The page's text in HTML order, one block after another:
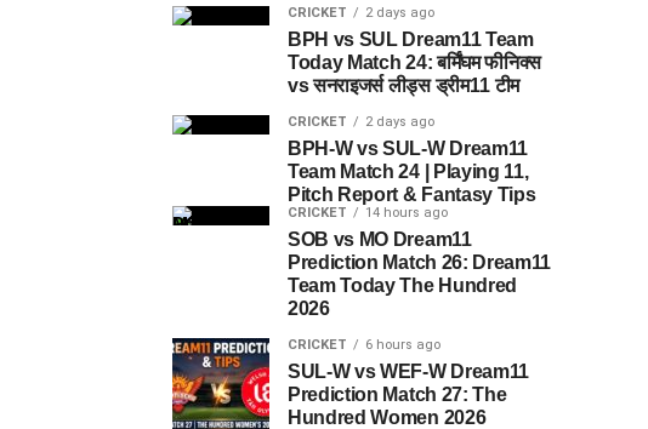
CRICKET 2 days ago
BPH vs SUL Dream11 Team
Today Match 24: बर्मिंघम फीनिक्स
vs सनराइजर्स लीड्स ड्रीम11 टीम
CRICKET 2 days ago
BPH-W vs SUL-W Dream11
Team Match 24 | Playing 11,
Pitch Report & Fantasy Tips
CRICKET 14 hours ago
SOB vs MO Dream11
Prediction Match 26: Dream11
Team Today The Hundred
2026
CRICKET 6 hours ago
SUL-W vs WEF-W Dream11
Prediction Match 27: The
Hundred Women 2026